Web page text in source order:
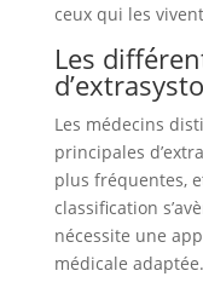
ceux qui les
Les
Les médecins
principales
plus fréquentes,
classification
nécessite une
médicale adaptée.